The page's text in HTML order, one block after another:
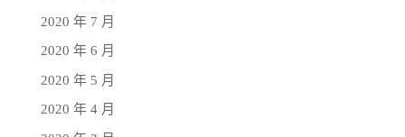
2020 年 7 月
2020 年 6 月
2020 年 5 月
2020 年 4 月